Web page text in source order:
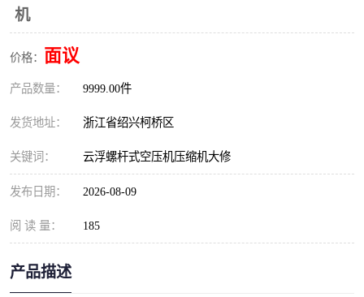
机
价格： 面议
产品数量： 9999.00件
发货地址： 浙江省绍兴柯桥区
关键词： 云浮螺杆式空压机压缩机大修
发布日期： 2026-08-09
阅 读 量： 185
产品描述